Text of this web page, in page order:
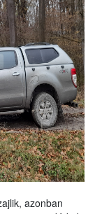
azonban